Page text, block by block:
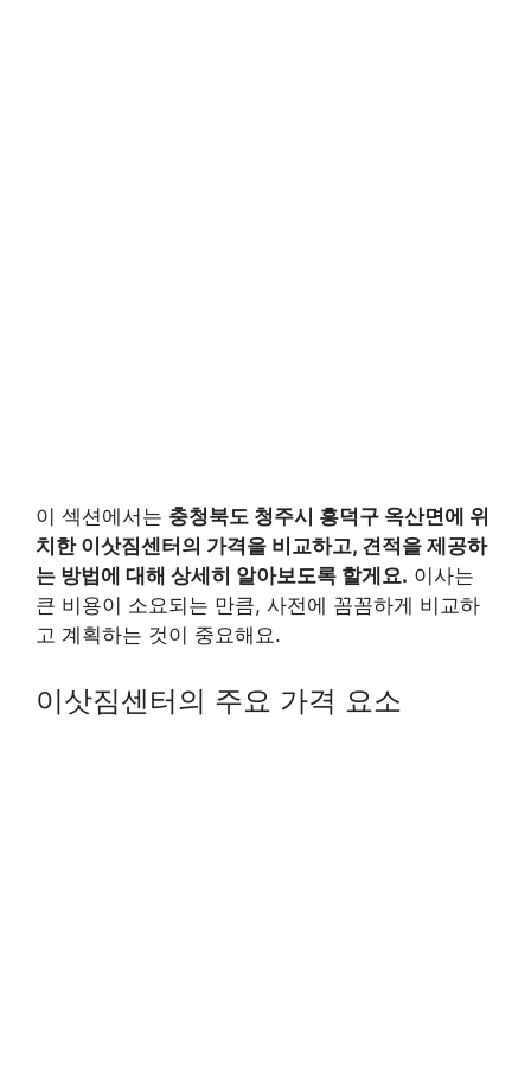
이 섹션에서는 충청북도 청주시 흥덕구 옥산면에 위
치한 이삿짐센터의 가격을 비교하고, 견적을 제공하
는 방법에 대해 상세히 알아보도록 할게요. 이사는
큰 비용이 소요되는 만큼, 사전에 꼼꼼하게 비교하
고 계획하는 것이 중요해요.
이삿짐센터의 주요 가격 요소